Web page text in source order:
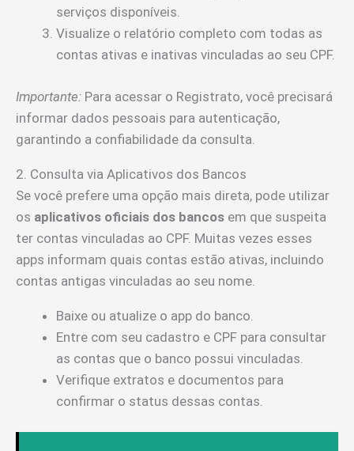
serviços disponíveis.
Visualize o relatório completo com todas as
contas ativas e inativas vinculadas ao seu CPF.
Importante: Para acessar o Registrato, você precisará
informar dados pessoais para autenticação,
garantindo a confiabilidade da consulta.
2. Consulta via Aplicativos dos Bancos
Se você prefere uma opção mais direta, pode utilizar
os aplicativos oficiais dos bancos em que suspeita
ter contas vinculadas ao CPF. Muitas vezes esses
apps informam quais contas estão ativas, incluindo
contas antigas vinculadas ao seu nome.
Baixe ou atualize o app do banco.
Entre com seu cadastro e CPF para consultar
as contas que o banco possui vinculadas.
Verifique extratos e documentos para
confirmar o status dessas contas.